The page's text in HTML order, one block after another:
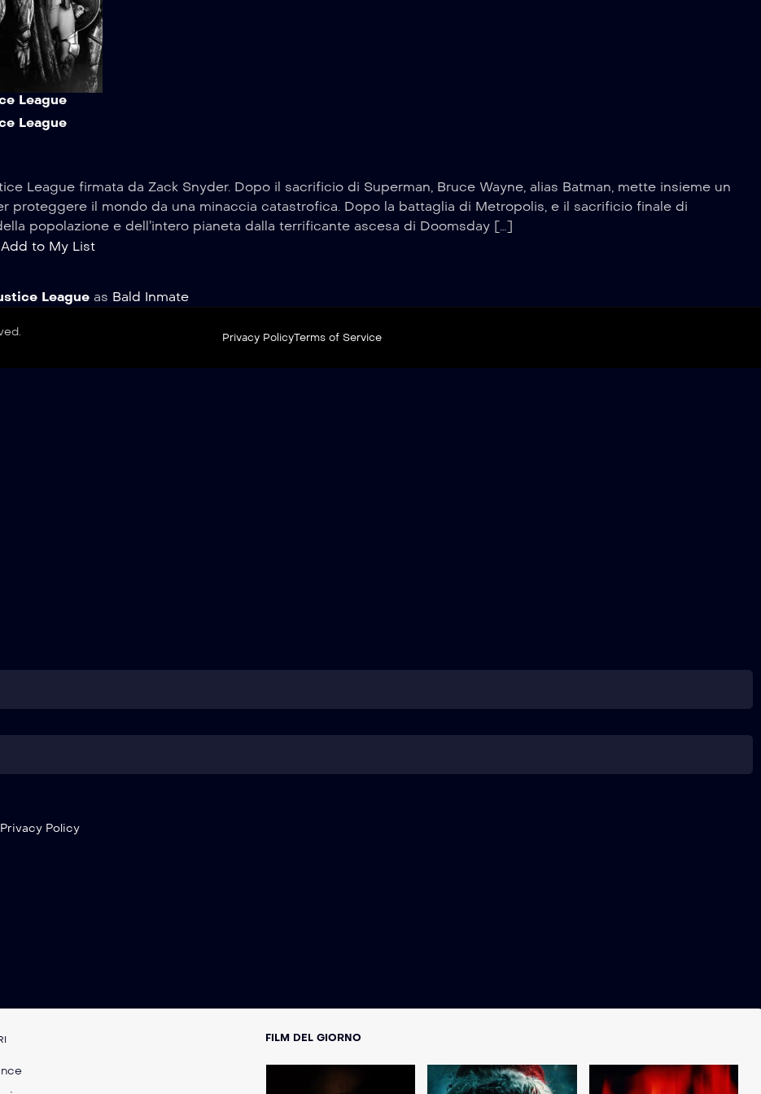
League
League
League firmata da Zack Snyder. Dopo il sacrificio di Superman, Bruce Wayne, alias Batman, mette insieme un
proteggere il mondo da una minaccia catastrofica. Dopo la battaglia di Metropolis, e il sacrificio finale di
popolazione e dell’intero pianeta dalla terrificante ascesa di Doomsday […]
Add to My List
League as Bald Inmate
Privacy PolicyTerms of Service
Privacy Policy
FILM DEL GIORNO